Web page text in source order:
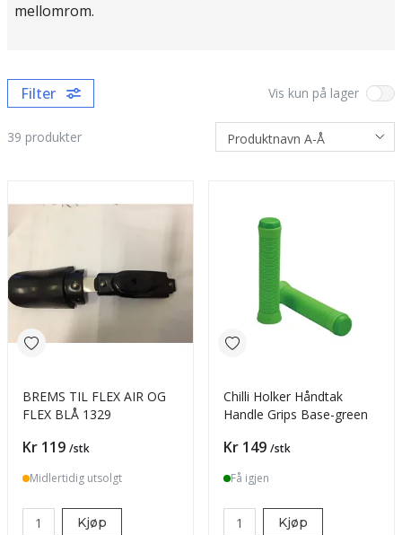
mellomrom.
Filter Vis kun på lager
39 produkter
BREMS TIL FLEX AIR OG
FLEX BLÅ 1329
Pris
Kr 119 /stk
Midlertidig utsolgt
Kjøp
Chilli Holker Håndtak
Handle Grips Base-green
Pris
Kr 149 /stk
Få igjen
Kjøp